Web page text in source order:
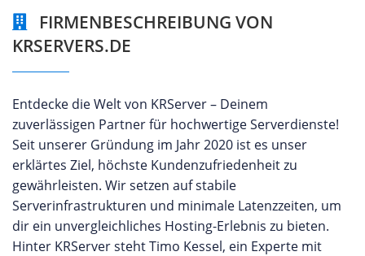
FIRMENBESCHREIBUNG VON
KRSERVERS.DE
Entdecke die Welt von KRServer – Deinem
zuverlässigen Partner für hochwertige Serverdienste!
Seit unserer Gründung im Jahr 2020 ist es unser
erklärtes Ziel, höchste Kundenzufriedenheit zu
gewährleisten. Wir setzen auf stabile
Serverinfrastrukturen und minimale Latenzzeiten, um
dir ein unvergleichliches Hosting-Erlebnis zu bieten.
Hinter KRServer steht Timo Kessel, ein Experte mit